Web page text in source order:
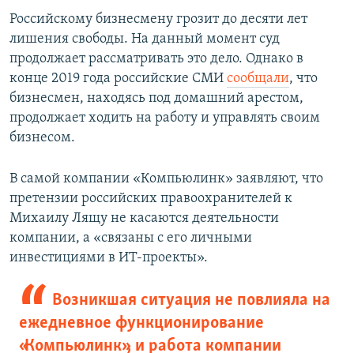
Российскому бизнесмену грозит до десяти лет
лишения свободы. На данный момент суд
продолжает рассматривать это дело. Однако в
конце 2019 года российские СМИ сообщали, что
бизнесмен, находясь под домашний арестом,
продолжает ходить на работу и управлять своим
бизнесом.
В самой компании «Компьюлинк» заявляют, что
претензии российских правоохранителей к
Михаилу Лящу не касаются деятельности
компании, а «связаны с его личными
инвестициями в ИТ-проекты».
Возникшая ситуация не повлияла на
ежедневное функционирование
«Компьюлинк», и работа компании